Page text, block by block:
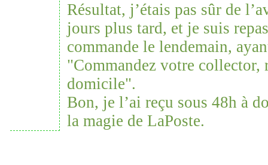
Résultat, j’étais pas sûr de
jours plus tard, et je suis
commande le lendemain,
"Commandez votre collector,
domicile".
Bon, je l’ai reçu sous 48h à
la magie de LaPoste.